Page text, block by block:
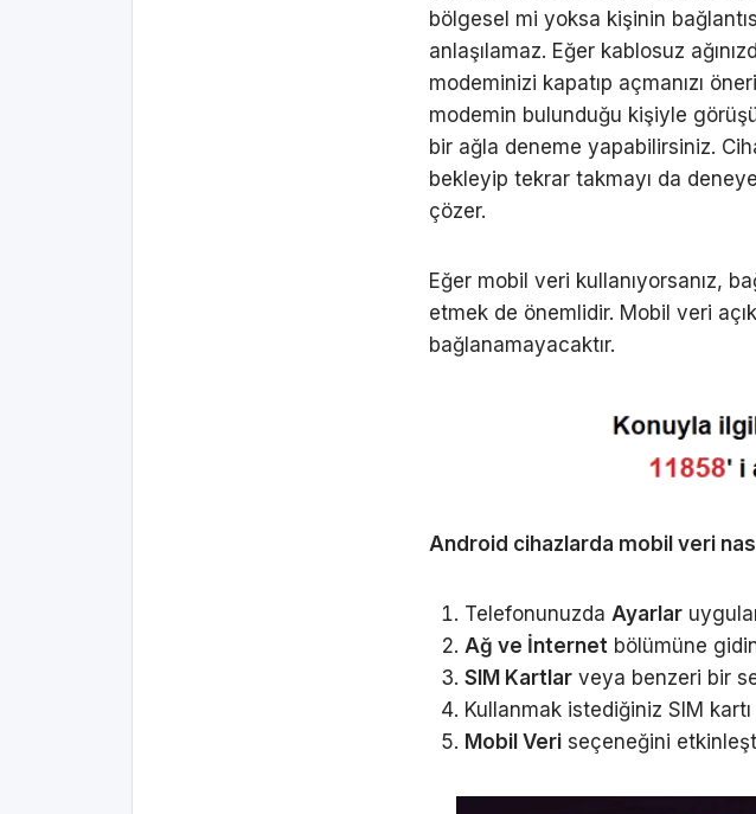
bölgesel mi yoksa kişinin
anlaşılamaz. Eğer kablosuz
modeminizi kapatıp açmanızı
modemin bulunduğu kişiyle
bir ağla deneme yapabilirsiniz.
bekleyip tekrar takmayı da
çözer.
Eğer mobil veri kullanıyorsanız,
etmek de önemlidir. Mobil veri
bağlanamayacaktır.
Android cihazlarda mobil veri
Telefonunuzda Ayarlar
Ağ ve İnternet bölümüne
SIM Kartlar veya benzeri bir
Kullanmak istediğiniz SIM
Mobil Veri seçeneğini